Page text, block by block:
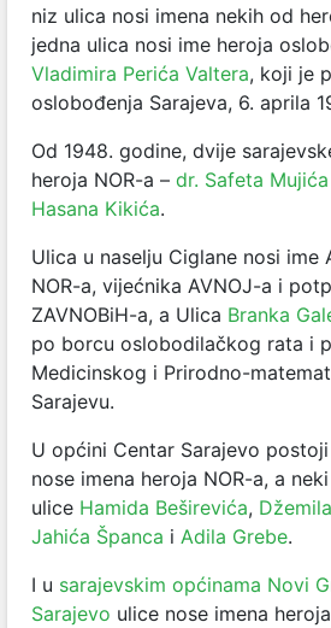
niz ulica nosi imena nekih od
jedna ulica nosi ime heroja
Vladimira Perića Valtera, koji je
oslobođenja Sarajeva, 6. aprila
Od 1948. godine, dvije
heroja NOR-a – dr. Safeta Mujića
Hasana Kikića.
Ulica u naselju Ciglane nosi ime
NOR-a, vijećnika AVNOJ-a i
ZAVNOBiH-a, a Ulica Branka
po borcu oslobodilačkog rata i
Medicinskog i Prirodno-
Sarajevu.
U općini Centar Sarajevo
nose imena heroja NOR-a, a
ulice Hamida Beširevića,
Jahića Španca i Adila Grebe.
I u sarajevskim općinama Novi
Sarajevo ulice nose imena